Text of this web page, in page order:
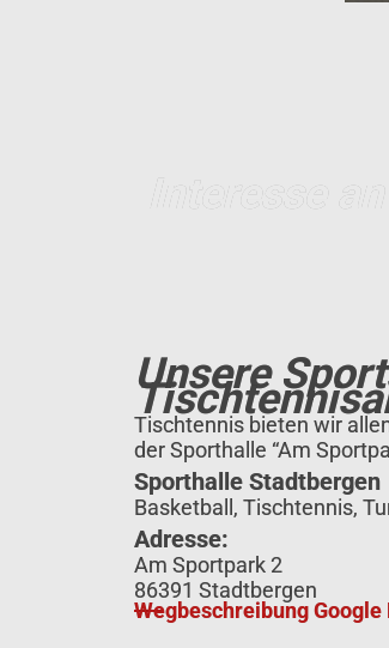
Unsere
Tischtennis bieten wir
der Sporthalle “Am
Sporthalle Stadtbergen
Basketball, Tischtennis,
Adresse:
Am Sportpark 2
86391 Stadtbergen
Wegbeschreibung Google